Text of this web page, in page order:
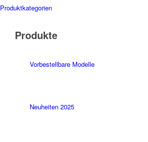
Produktkategorien
Produkte
Vorbestellbare Modelle
Neuheiten 2025